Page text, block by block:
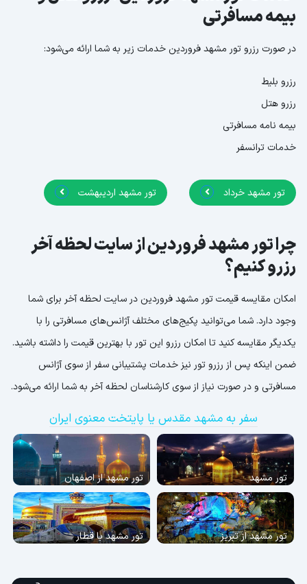
بیمه مسافرتی
در صورت رزرو تور مشهد فروردین خدمات زیر به شما ارائه می‌شود:
رزرو بلیط
رزرو هتل
بیمه نامه مسافرتی
خدمات ترانسفر
تور مشهد خرداد تور مشهد اردیبهشت
چرا تور مشهد فروردین از سایت لحظه آخر
رزرو کنیم؟
امکان مقایسه قیمت تور مشهد فروردین در سایت لحظه آخر برای شما
وجود دارد. شما می‌توانید پکیج‌های مختلف آژانس‌های مسافرتی را با
یکدیگر مقایسه کنید تا امکان رزرو این تور با بهترین قیمت را داشته باشید.
ضمن اینکه پس از رزرو تور نیز خدمات پشتیبانی سفر از سوی آژانس
مسافرتی و در صورت نیاز از سوی کارشناسان لحظه آخر به شما ارائه می‌شود.
سفر به مشهد مقدس یا پایتخت معنوی ایران
تور مشهد تور مشهد از اصفهان
تور مشهد از تبریز تور مشهد با قطار